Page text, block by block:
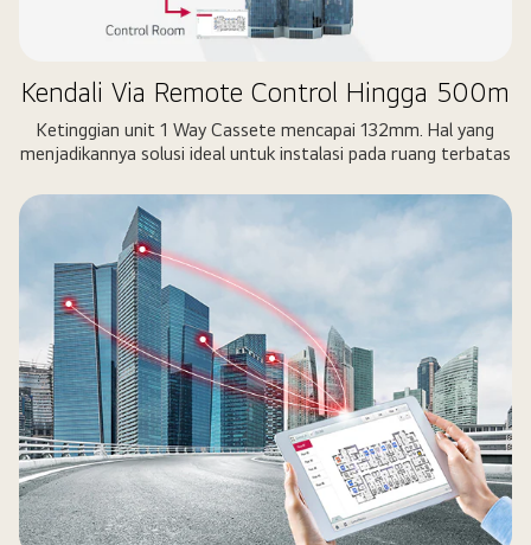
Kendali Via Remote Control Hingga 500m
Ketinggian unit 1 Way Cassete mencapai 132mm. Hal yang
menjadikannya solusi ideal untuk instalasi pada ruang terbatas